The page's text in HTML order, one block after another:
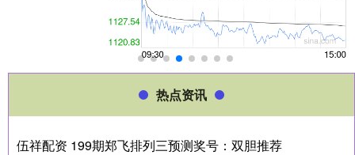
热点资讯
伍祥配资 199期郑飞排列三预测奖号：双胆推荐